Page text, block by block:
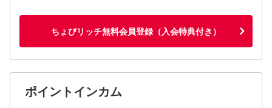
ちょびリッチ無料会員登録（入会特典付き）
ポイントインカム